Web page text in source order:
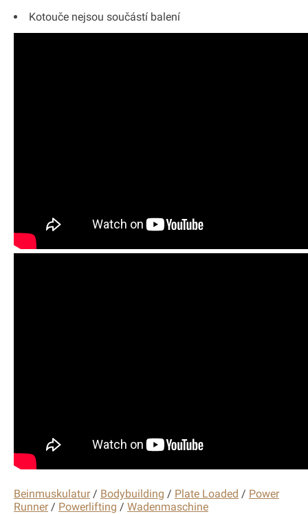
Kotouče nejsou součástí balení
Beinmuskulatur/ Bodybuilding / Plate Loaded / Power
Runner/ Powerlifting / Wadenmaschine